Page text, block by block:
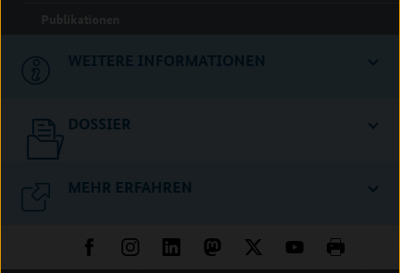
WEITERE INFORMATIONEN
DOSSIER
MEHR ERFAHREN